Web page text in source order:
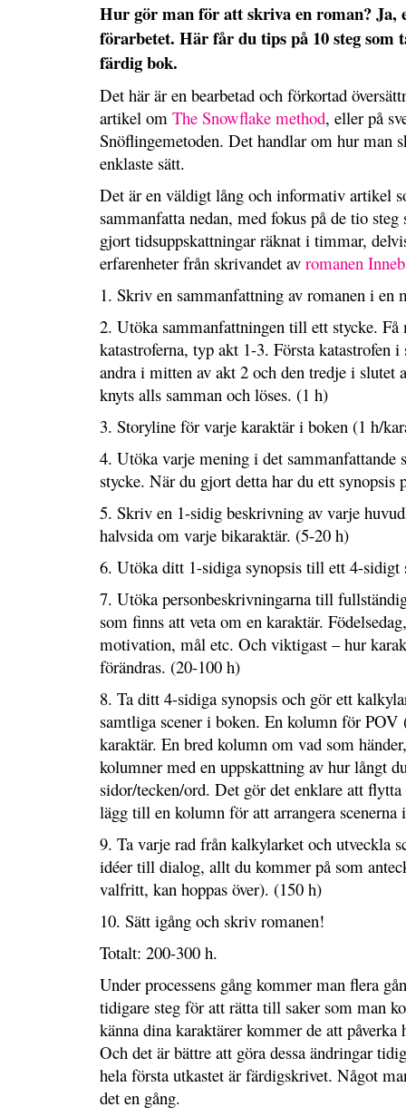
Hur gör man för att skriva en roman? Ja,
förarbetet. Här får du tips på 10 steg
färdig bok.
Det här är en bearbetad och förkortad
artikel om The Snowflake method, eller på
Snöflingemetoden. Det handlar om hur man
enklaste sätt.
Det är en väldigt lång och informativ artikel
sammanfatta nedan, med fokus på de tio
gjort tidsuppskattningar räknat i timmar,
erfarenheter från skrivandet av romanen
1. Skriv en sammanfattning av romanen i en
2. Utöka sammanfattningen till ett stycke. Få
katastroferna, typ akt 1-3. Första katastrofen
andra i mitten av akt 2 och den tredje i slutet
knyts alls samman och löses. (1 h)
3. Storyline för varje karaktär i boken (1 h/
4. Utöka varje mening i det sammanfattande
stycke. När du gjort detta har du ett synopsis
5. Skriv en 1-sidig beskrivning av varje
halvsida om varje bikaraktär. (5-20 h)
6. Utöka ditt 1-sidiga synopsis till ett 4-sidigt
7. Utöka personbeskrivningarna till
som finns att veta om en karaktär.
motivation, mål etc. Och viktigast – hur
förändras. (20-100 h)
8. Ta ditt 4-sidiga synopsis och gör ett
samtliga scener i boken. En kolumn för
karaktär. En bred kolumn om vad som
kolumner med en uppskattning av hur långt
sidor/tecken/ord. Det gör det enklare att
lägg till en kolumn för att arrangera
9. Ta varje rad från kalkylarket och utveckla
idéer till dialog, allt du kommer på som
valfritt, kan hoppas över). (150 h)
10. Sätt igång och skriv romanen!
Totalt: 200-300 h.
Under processens gång kommer man flera
tidigare steg för att rätta till saker som man
känna dina karaktärer kommer de att
Och det är bättre att göra dessa ändringar
hela första utkastet är färdigskrivet. Något
det en gång.